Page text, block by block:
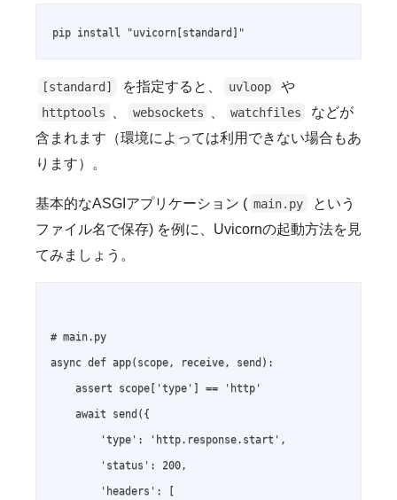
pip install "uvicorn[standard]"
[standard] を指定すると、 uvloop や
httptools websockets watchfiles
などが
含まれます（環境によっては利用できない場合もあ
ります）。
基本的なASGIアプリケーション ( main.py
という
ファイル名で保存) を例に、Uvicornの起動方法を見
てみましょう。
# main.py
async def app(scope, receive, send):
    assert scope['type'] == 'http'
    await send({
        'type': 'http.response.start',
        'status': 200,
        'headers': [